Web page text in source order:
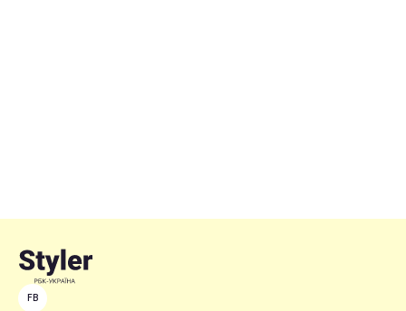
FB